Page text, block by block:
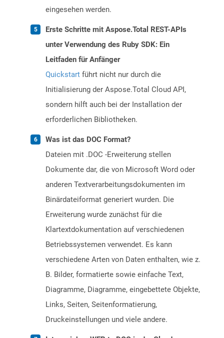
eingesehen werden.
Erste Schritte mit Aspose.Total REST-APIs
unter Verwendung des Ruby SDK: Ein
Leitfaden für Anfänger
Quickstart führt nicht nur durch die
Initialisierung der Aspose.Total Cloud API,
sondern hilft auch bei der Installation der
erforderlichen Bibliotheken.
Was ist das DOC Format?
Dateien mit .DOC -Erweiterung stellen
Dokumente dar, die von Microsoft Word oder
anderen Textverarbeitungsdokumenten im
Binärdateiformat generiert wurden. Die
Erweiterung wurde zunächst für die
Klartextdokumentation auf verschiedenen
Betriebssystemen verwendet. Es kann
verschiedene Arten von Daten enthalten, wie z.
B. Bilder, formatierte sowie einfache Text,
Diagramme, Diagramme, eingebettete Objekte,
Links, Seiten, Seitenformatierung,
Druckeinstellungen und viele andere.